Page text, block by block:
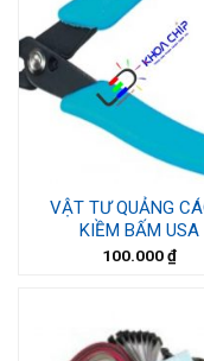
VẬT TƯ QUẢNG
KIỀM BẤM USA
100.000₫